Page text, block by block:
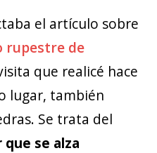
el artículo sobre
de
que realicé hace
lugar, también
Se trata del
se alza